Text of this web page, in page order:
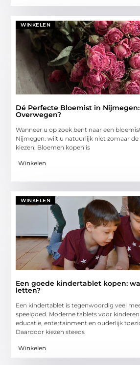
WINKELEN
Dé Perfecte Bloemist in
Overwegen?
Wanneer u op zoek bent naar een
Nijmegen. wilt u natuurlijk niet zomaar de
kiezen. Bloemen kopen is
Winkelen
WINKELEN
Een goede kindertablet kopen:
letten?
Een kindertablet is tegenwoordig veel
speelgoed. Moderne tablets voor
educatie, entertainment en ouderlijk
Daardoor kiezen steeds
Winkelen